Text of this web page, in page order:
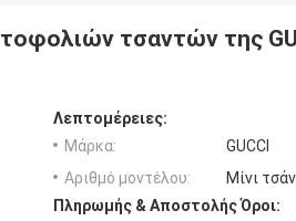
τσαντών της
Λεπτομέρειες:
Μάρκα:
GUCCI
Αριθμό μοντέλου:
Μίνι
Πληρωμής & Αποστολής Όροι: